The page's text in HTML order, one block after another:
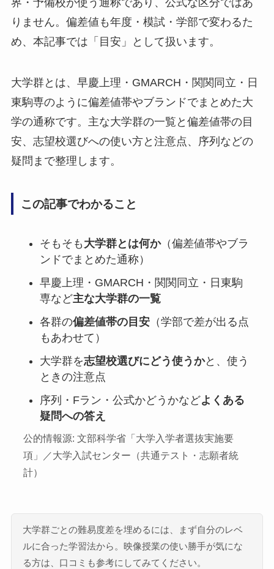
りません。偏差値も年度・模試・学部で変わるた
め、本記事では「目安」として扱います。
大学群とは、早慶上理・GMARCH・関関同立・日
東駒専のように偏差値帯やブランドでまとめた大
学の通称です。主な大学群の一覧と偏差値帯の目
安、志望校選びへの使い方と注意点、序列などの
疑問まで整理します。
この記事でわかること
そもそも 大学群とは何か（偏差値帯やブラ
ンドでまとめた通称）
早慶上理・GMARCH・関関同立・日東駒
専など主な大学群の一覧
各群の偏差値帯の目安（学部で差が出る点
もあわせて）
大学群を志望校選びにどう使うかと、使う
ときの注意点
序列・Fラン・公式かどうかなどよくある
疑問への答え
公的情報源: 文部科学省「大学入学者選抜実施要
項」／大学入試センター（共通テスト・志願者統
計）
大学群ごとの難易度差を埋めるには、まず自分のレベ
ルに合った学習法から。映像授業の使い勝手が気にな
る方は、口コミも参考にしてみてください。